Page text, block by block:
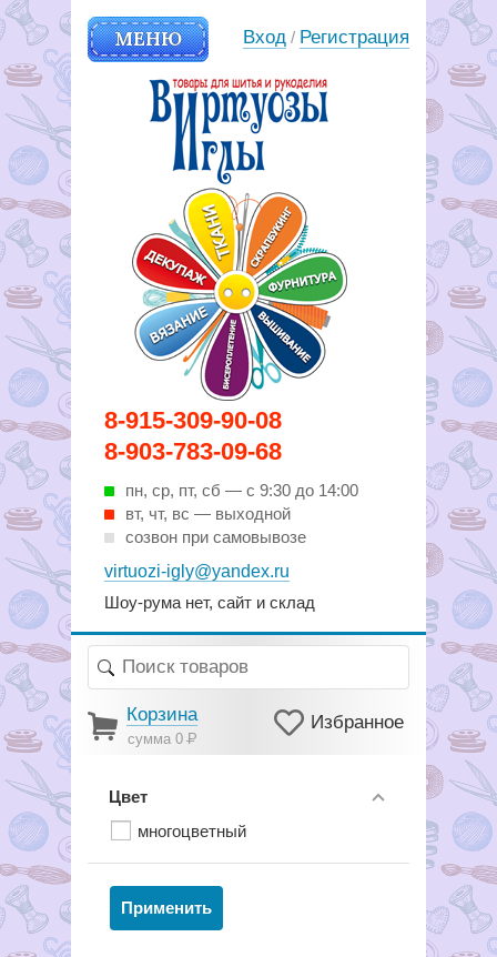
8-915-309-90-08
8-903-783-09-68
пн, ср, пт, cб — с 9:30 до 14:00
вт, чт, вс — выходной
созвон при самовывозе
virtuozi-igly@yandex.ru
Шоу-рума нет, сайт и склад
МЕНЮ
Вирутозы иглы. Товары для
шитья и рукоделья
Вход / Регистрация
Корзина
сумма 0Р
Избранное
Цвет
многоцветный